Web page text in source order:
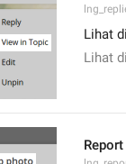
Lihat
Lihat